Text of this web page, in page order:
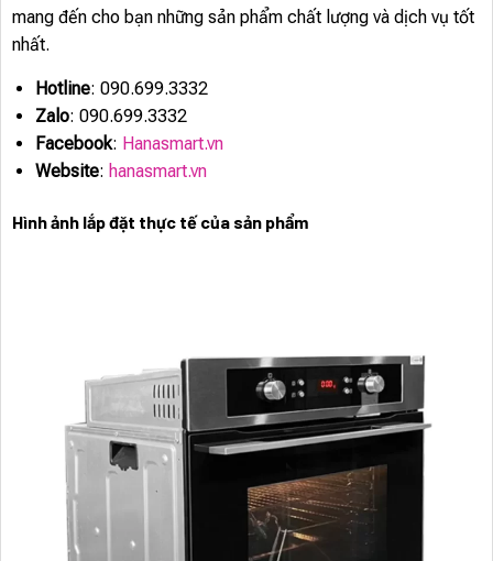
mang đến cho bạn những sản phẩm chất lượng và dịch vụ tốt
nhất.
Hotline: 090.699.3332
Zalo: 090.699.3332
Facebook: Hanasmart.vn
Website: hanasmart.vn
Hình ảnh lắp đặt thực tế của sản phẩm